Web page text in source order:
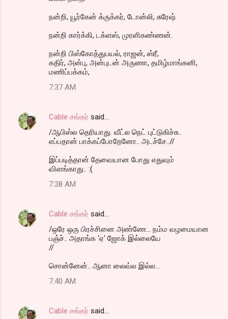
நன்றி, யூர்கேன் க்ருக்கர், டோன்லி, சுரேஷ்
நன்றி கார்க்கி, டக்ளஸ், முரளிகண்ணன்.
நன்றி பிஸ்கோத்துபயல், ராஜன், ஸ்ரீ,
கதிர், அன்பு, அன்புடன் அருணா, தமிழ்மாங்கனி,
மணிப்பக்கம்,
7:37 AM
Cable சங்கர் said…
/ஆபிஸ்ல தெரியாது. வீட்ல நெட் புட்டுகிச்சு..
எப்பதான் பாக்கப்போறேனோ.. அடச்சே..//
இப்படித்தான் தேவையான போது எதுவும்
விளங்காது.. :(
7:38 AM
Cable சங்கர் said…
/ஒரே ஒரு பிரச்சினை அண்ணே... நம்ம வழமையான
பஞ்ச்.. அதாங்க ‘ஏ' ஜோக் இல்லையே
//
சொன்னேன்.. ஆனா லைவ்ல இல்ல...
7:40 AM
Cable சங்கர் said…